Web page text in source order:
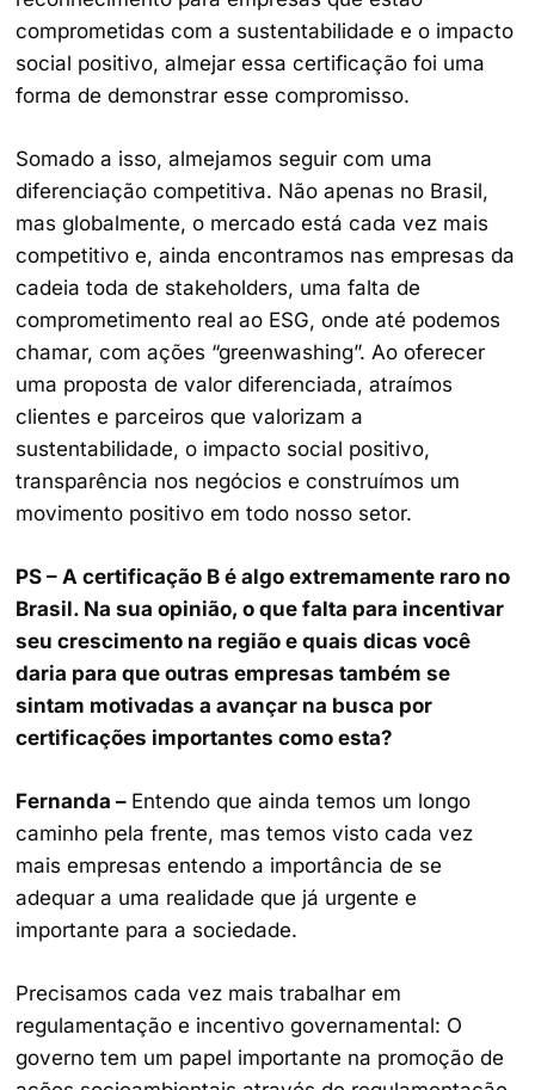
comprometidas com a sustentabilidade e o impacto
social positivo, almejar essa certificação foi uma
forma de demonstrar esse compromisso.
Somado a isso, almejamos seguir com uma
diferenciação competitiva. Não apenas no Brasil,
mas globalmente, o mercado está cada vez mais
competitivo e, ainda encontramos nas empresas da
cadeia toda de stakeholders, uma falta de
comprometimento real ao ESG, onde até podemos
chamar, com ações “greenwashing”. Ao oferecer
uma proposta de valor diferenciada, atraímos
clientes e parceiros que valorizam a
sustentabilidade, o impacto social positivo,
transparência nos negócios e construímos um
movimento positivo em todo nosso setor.
PS – A certificação B é algo extremamente raro no
Brasil. Na sua opinião, o que falta para incentivar
seu crescimento na região e quais dicas você
daria para que outras empresas também se
sintam motivadas a avançar na busca por
certificações importantes como esta?
Fernanda – Entendo que ainda temos um longo
caminho pela frente, mas temos visto cada vez
mais empresas entendo a importância de se
adequar a uma realidade que já urgente e
importante para a sociedade.
Precisamos cada vez mais trabalhar em
regulamentação e incentivo governamental: O
governo tem um papel importante na promoção de